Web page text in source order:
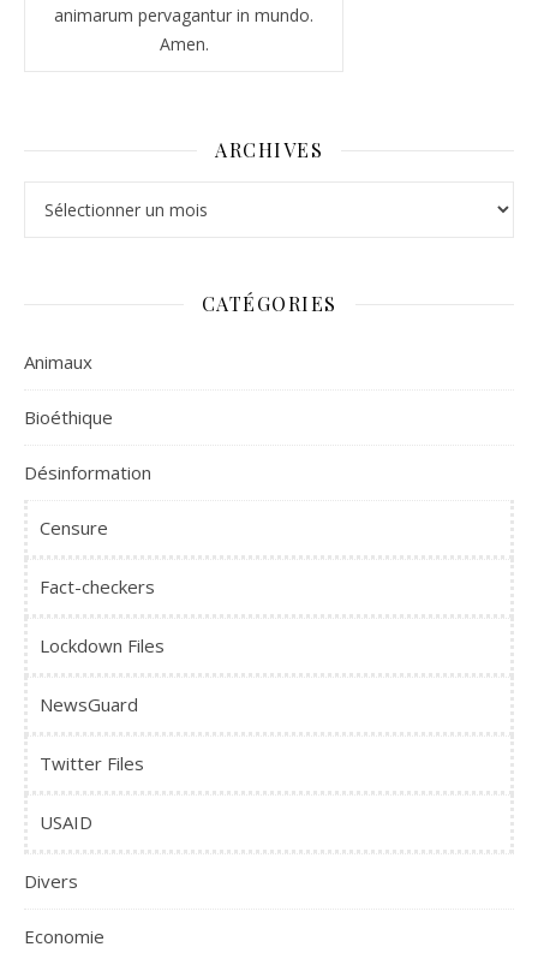
animarum pervagantur in mundo.
Amen.
ARCHIVES
CATÉGORIES
Animaux
Bioéthique
Désinformation
Censure
Fact-checkers
Lockdown Files
NewsGuard
Twitter Files
USAID
Divers
Economie